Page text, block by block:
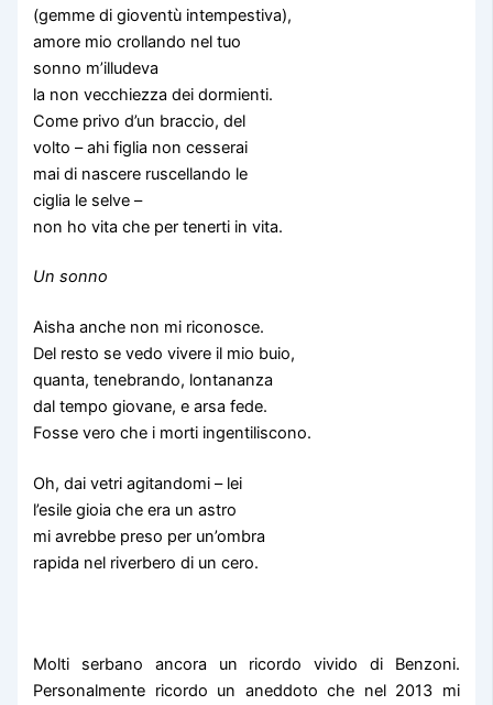
(gemme di gioventù intempestiva),
amore mio crollando nel tuo
sonno m’illudeva
la non vecchiezza dei dormienti.
Come privo d’un braccio, del
volto – ahi figlia non cesserai
mai di nascere ruscellando le
ciglia le selve –
non ho vita che per tenerti in vita.
Un sonno
Aisha anche non mi riconosce.
Del resto se vedo vivere il mio buio,
quanta, tenebrando, lontananza
dal tempo giovane, e arsa fede.
Fosse vero che i morti ingentiliscono.
Oh, dai vetri agitandomi – lei
l’esile gioia che era un astro
mi avrebbe preso per un’ombra
rapida nel riverbero di un cero.
Molti serbano ancora un ricordo vivido di Benzoni.
Personalmente ricordo un aneddoto che nel 2013 mi